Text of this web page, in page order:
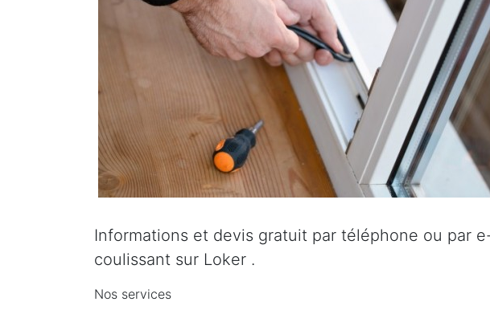
Informations et devis gratuit par téléphone ou par
coulissant sur Loker .
Nos services